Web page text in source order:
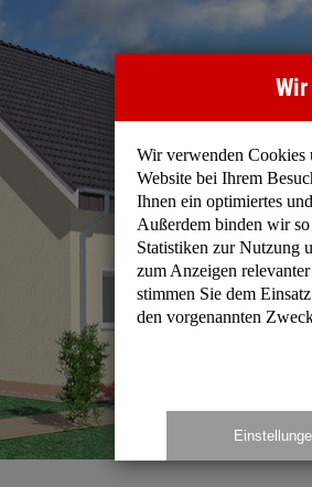
Wir verwenden Cookies
Website bei Ihrem
Ihnen ein optimiertes
Außerdem binden wir
Statistiken zur Nutzung
zum Anzeigen
stimmen Sie dem
den vorgenannten